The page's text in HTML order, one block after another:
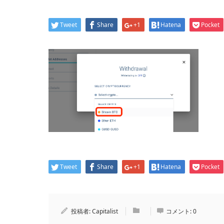
Tweet Share +1 Hatena Pocket
Tweet Share +1 Hatena Pocket
投稿者:Capitalist コメント:0